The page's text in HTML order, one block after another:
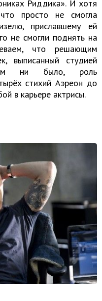
Риддика». И хотя
просто не смогла
приславшему ей
не смогли поднять на
что решающим
выписанный студией
ни было, роль
стихий Аэреон до
в карьере актрисы.